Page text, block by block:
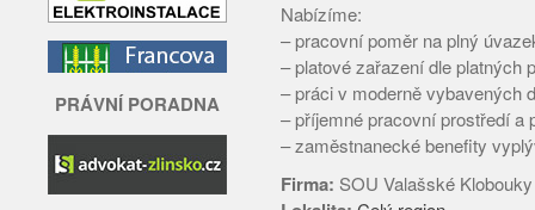
PRÁVNÍ PORADNA
Nabízíme:
– pracovní poměr na plný
– platové zařazení dle platných
– práci v moderně vybavených
– příjemné pracovní prostředí a
– zaměstnanecké benefity
Firma: SOU Valašské Klobouky